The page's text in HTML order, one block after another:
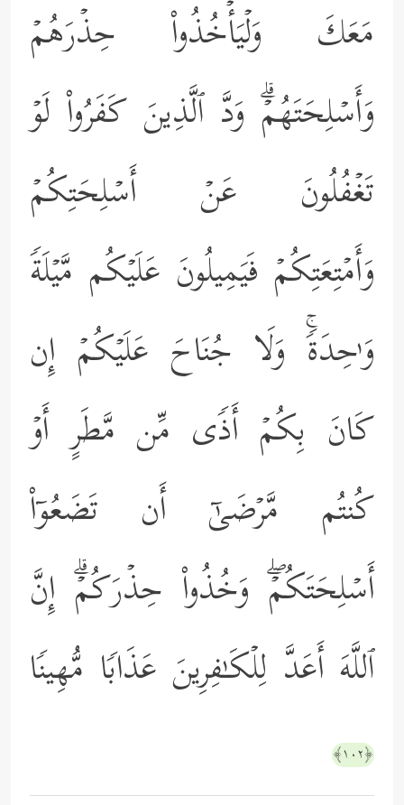
مَعَكَ وَلۡیَأۡخُذُواْ حِذۡرَهُمۡ
وَأَسۡلِحَتَهُمۡۗ وَدَّ ٱلَّذِینَ كَفَرُواْ لَوۡ
تَغۡفُلُونَ عَنۡ أَسۡلِحَتِكُمۡ
وَأَمۡتِعَتِكُمۡ فَیَمِیلُونَ عَلَیۡكُم مَّیۡلَةࣰ
وَ ٰ⁠حِدَةࣰۚ وَلَا جُنَاحَ عَلَیۡكُمۡ إِن
كَانَ بِكُمۡ أَذࣰى مِّن مَّطَرٍ أَوۡ
كُنتُم مَّرۡضَىٰۤ أَن تَضَعُوۤاْ
أَسۡلِحَتَكُمۡۖ وَخُذُواْ حِذۡرَكُمۡۗ إِنَّ
ٱللَّهَ أَعَدَّ لِلۡكَـٰفِرِینَ عَذَابࣰا مُّهِینࣰا
﴿١٠٢﴾